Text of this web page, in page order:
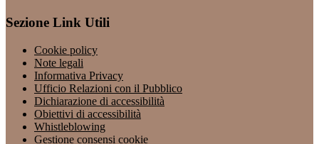
Sezione Link Utili
Cookie policy
Note legali
Informativa Privacy
Ufficio Relazioni con il Pubblico
Dichiarazione di accessibilità
Obiettivi di accessibilità
Whistleblowing
Gestione consensi cookie